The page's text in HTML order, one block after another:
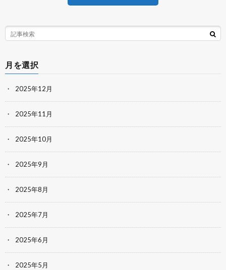
月を選択
2025年12月
2025年11月
2025年10月
2025年9月
2025年8月
2025年7月
2025年6月
2025年5月